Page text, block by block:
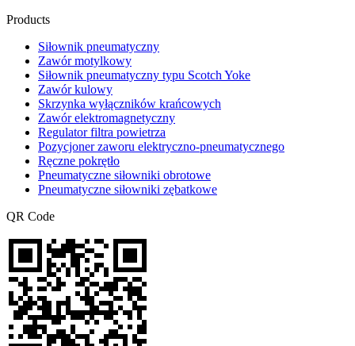
Products
Siłownik pneumatyczny
Zawór motylkowy
Siłownik pneumatyczny typu Scotch Yoke
Zawór kulowy
Skrzynka wyłączników krańcowych
Zawór elektromagnetyczny
Regulator filtra powietrza
Pozycjoner zaworu elektryczno-pneumatycznego
Ręczne pokrętło
Pneumatyczne siłowniki obrotowe
Pneumatyczne siłowniki zębatkowe
QR Code